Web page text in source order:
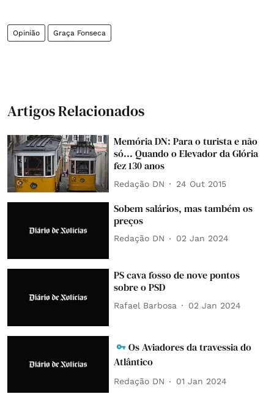
Opinião Graça Fonseca
Artigos Relacionados
Memória DN: Para o turista e não
só... Quando o Elevador da Glória
fez 130 anos
Redação DN 24 Out 2015
Sobem salários, mas também os
preços
Redação DN 02 Jan 2024
PS cava fosso de nove pontos
sobre o PSD
Rafael Barbosa 02 Jan 2024
Os Aviadores da travessia do
Atlântico
Redação DN 01 Jan 2024